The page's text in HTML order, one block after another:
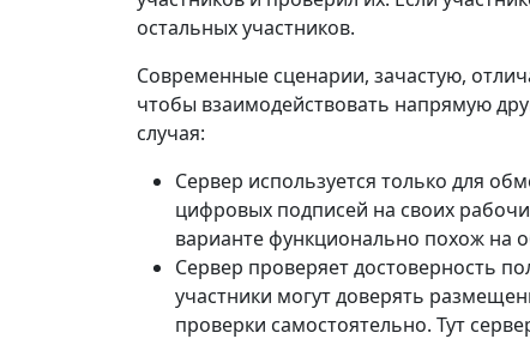
остальных участников.
Современные сценарии, зачастую,
чтобы взаимодействовать напрямую
случая:
Сервер используется только для
цифровых подписей на своих
варианте функционально похож на
Сервер проверяет достоверность
участники могут доверять
проверки самостоятельно. Тут